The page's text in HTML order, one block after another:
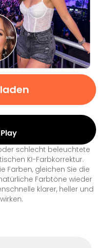
schlecht beleuchtete
KI-Farbkorrektur.
Farben, gleichen Sie die
Farbtöne wieder
klarer, heller und